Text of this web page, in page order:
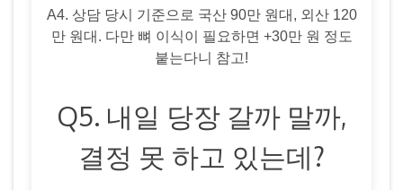
A4. 상담 당시 기준으로 국산 90만 원대, 외산 120
만 원대. 다만 뼈 이식이 필요하면 +30만 원 정도
붙는다니 참고!
Q5. 내일 당장 갈까 말까,
결정 못 하고 있는데?